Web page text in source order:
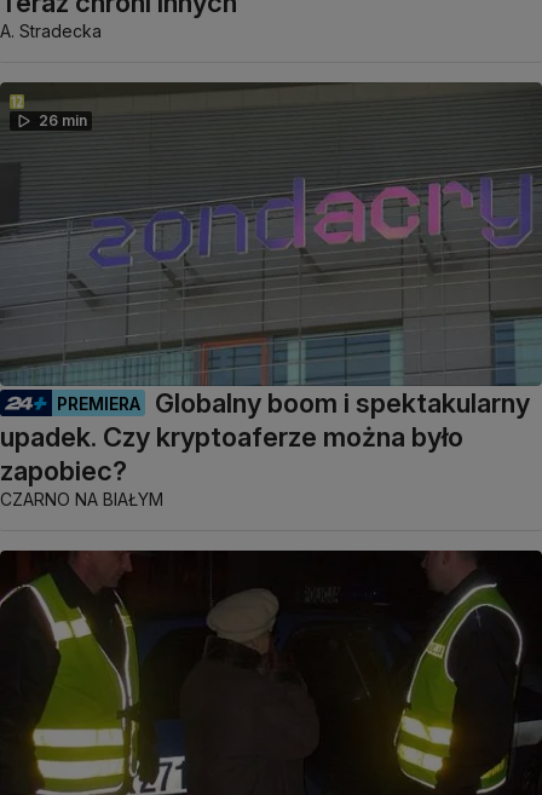
A. Stradecka
26 min
PREMIERA
Globalny boom i spektakularny
upadek. Czy kryptoaferze można było
zapobiec?
CZARNO NA BIAŁYM